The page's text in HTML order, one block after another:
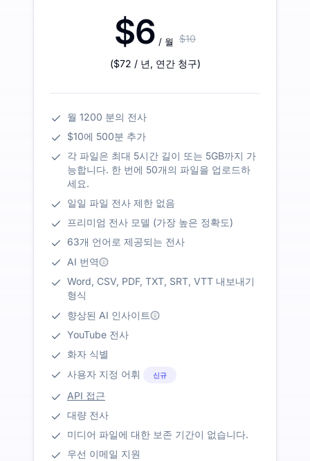
$6 / 월 $10
($72 / 년, 연간 청구)
월 1200 분의 전사
$10에 500분 추가
각 파일은 최대 5시간 길이 또는 5GB까지 가
능합니다. 한 번에 50개의 파일을 업로드하
세요.
일일 파일 전사 제한 없음
프리미엄 전사 모델 (가장 높은 정확도)
63개 언어로 제공되는 전사
AI 번역
Word, CSV, PDF, TXT, SRT, VTT 내보내기
형식
향상된 AI 인사이트
YouTube 전사
화자 식별
사용자 지정 어휘
신규
API 접근
대량 전사
미디어 파일에 대한 보존 기간이 없습니다.
우선 이메일 지원